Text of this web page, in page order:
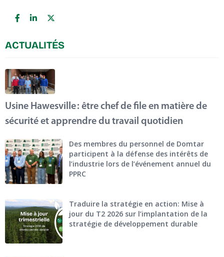
ACTUALITÉS
Usine Hawesville : être chef de file en matière de
sécurité et apprendre du travail quotidien
Des membres du personnel de Domtar
participent à la défense des intérêts de
l’industrie lors de l’événement annuel du
PPRC
Traduire la stratégie en action: Mise à
jour du T2 2026 sur l’implantation de la
stratégie de développement durable